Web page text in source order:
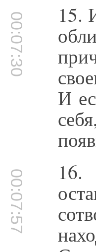
00:07:30 15.
И
00:07:57 16.